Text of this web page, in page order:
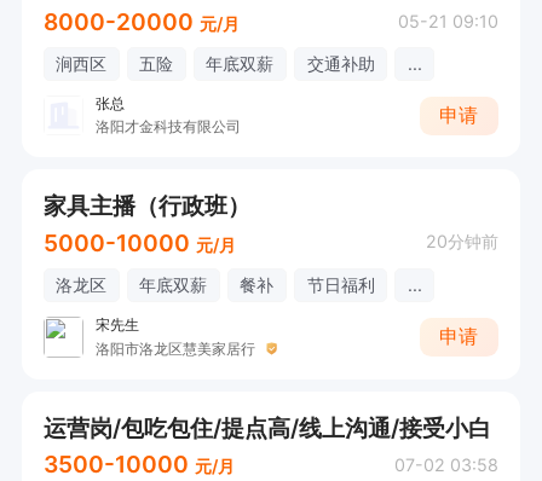
8000-20000 元/月 05-21 09:10
涧西区 五险 年底双薪 交通补助 ...
张总
洛阳才金科技有限公司
申请
家具主播（行政班）
5000-10000 元/月 20分钟前
洛龙区 年底双薪 餐补 节日福利 ...
宋先生
洛阳市洛龙区慧美家居行
申请
运营岗/包吃包住/提点高/线上沟通/接受小白
3500-10000 元/月 07-02 03:58